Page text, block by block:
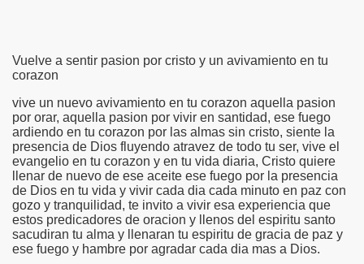
Vuelve a sentir pasion por cristo y un avivamiento en tu
corazon
vive un nuevo avivamiento en tu corazon aquella pasion
por orar, aquella pasion por vivir en santidad, ese fuego
ardiendo en tu corazon por las almas sin cristo, siente la
presencia de Dios fluyendo atravez de todo tu ser, vive el
evangelio en tu corazon y en tu vida diaria, Cristo quiere
llenar de nuevo de ese aceite ese fuego por la presencia
de Dios en tu vida y vivir cada dia cada minuto en paz con
gozo y tranquilidad, te invito a vivir esa experiencia que
estos predicadores de oracion y llenos del espiritu santo
sacudiran tu alma y llenaran tu espiritu de gracia de paz y
ese fuego y hambre por agradar cada dia mas a Dios.